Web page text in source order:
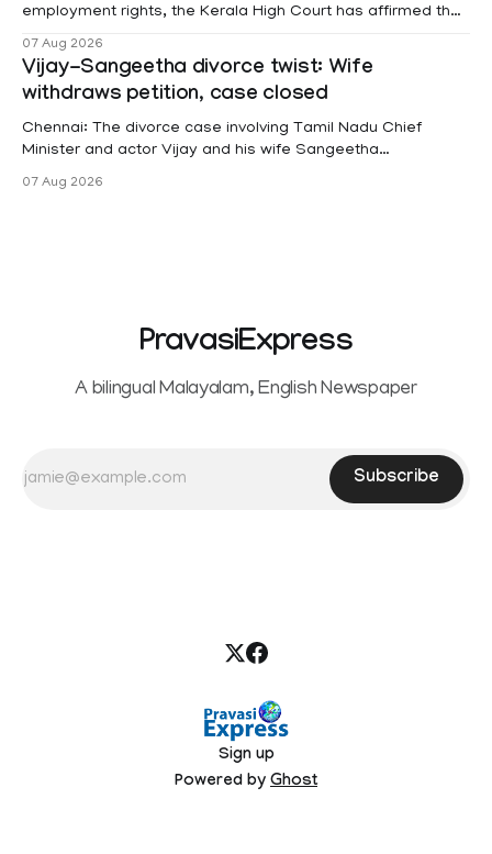
employment rights, the Kerala High Court has affirmed that
projects are eligible for paid medical leave following
hysterectomy surgery under the Kerala Service Rules
(KSR). The court noted that since essential benefits like
maternity
07 Aug 2026
Vijay-Sangeetha divorce twist: Wife
withdraws petition, case closed
Chennai: The divorce case involving Tamil Nadu Chief
Minister and actor Vijay and his wife Sangeetha
Sowrnalingam has taken a new turn after Sangeetha
07 Aug 2026
PravasiExpress
A bilingual Malayalam, English Newspaper
Subscribe
Sign up
Powered by Ghost